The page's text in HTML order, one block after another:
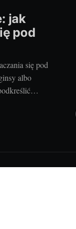
jak
pod
się pod
albo
Dziś
i zgrubień